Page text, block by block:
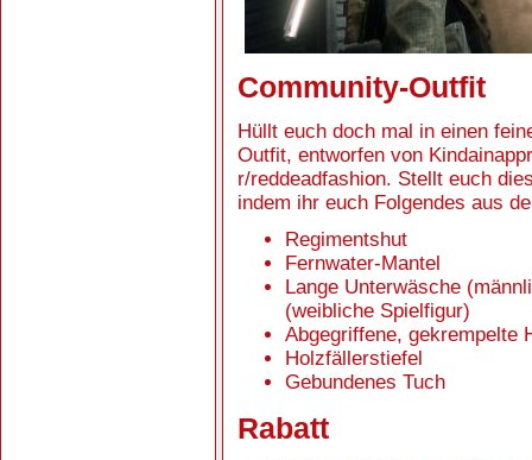
Community-Outfit
Hüllt euch doch mal in einen
Outfit, entworfen von
r/reddeadfashion. Stellt euch
indem ihr euch Folgendes aus
Regimentshut
Fernwater-Mantel
Lange Unterwäsche
(weibliche Spielfigur)
Abgegriffene, gekrempelte
Holzfällerstiefel
Gebundenes Tuch
Rabatt